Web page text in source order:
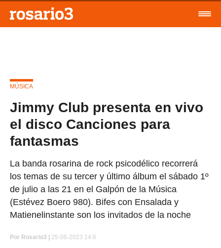
MÚSICA
Jimmy Club presenta en vivo
el disco Canciones para
fantasmas
La banda rosarina de rock psicodélico recorrerá
los temas de su tercer y último álbum el sábado 1º
de julio a las 21 en el Galpón de la Música
(Estévez Boero 980). Bifes con Ensalada y
Matienelinstante son los invitados de la noche
Por Rosario3 | 25-06-2023 14:6